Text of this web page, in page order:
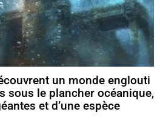
un monde englouti
sous le plancher océanique,
et d’une espèce